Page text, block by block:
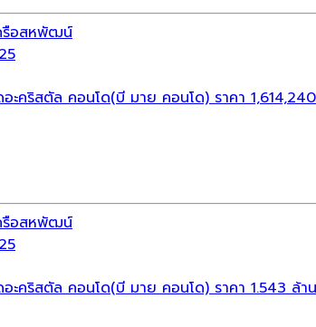
รือสหพัฒน์
อะคริสตัล คอนโด(บี มาย คอนโด) ราคา
รือสหพัฒน์
อะคริสตัล คอนโด(บี มาย คอนโด) ราคา 1.543 ล้า